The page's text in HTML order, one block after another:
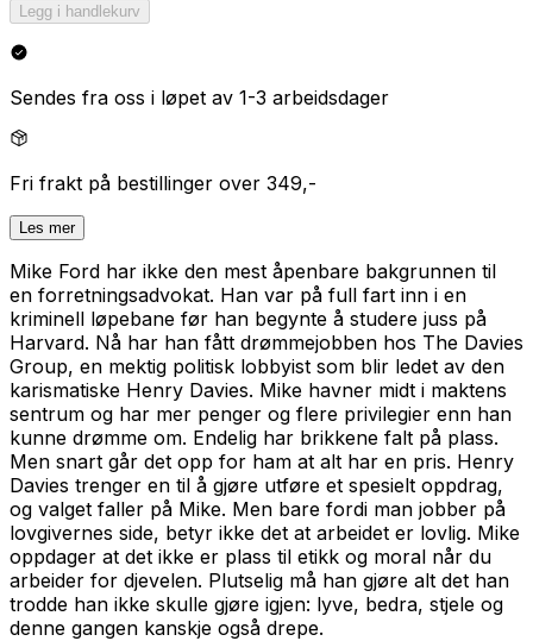
Legg i handlekurv
Sendes fra oss i løpet av 1-3 arbeidsdager
Fri frakt på bestillinger over 349,-
Les mer
Mike Ford har ikke den mest åpenbare bakgrunnen til
en forretningsadvokat. Han var på full fart inn i en
kriminell løpebane før han begynte å studere juss på
Harvard. Nå har han fått drømmejobben hos The Davies
Group, en mektig politisk lobbyist som blir ledet av den
karismatiske Henry Davies. Mike havner midt i maktens
sentrum og har mer penger og flere privilegier enn han
kunne drømme om. Endelig har brikkene falt på plass.
Men snart går det opp for ham at alt har en pris. Henry
Davies trenger en til å gjøre utføre et spesielt oppdrag,
og valget faller på Mike. Men bare fordi man jobber på
lovgivernes side, betyr ikke det at arbeidet er lovlig. Mike
oppdager at det ikke er plass til etikk og moral når du
arbeider for djevelen. Plutselig må han gjøre alt det han
trodde han ikke skulle gjøre igjen: lyve, bedra, stjele og
denne gangen kanskje også drepe.